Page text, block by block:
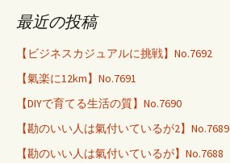
最近の投稿
【ビジネスカジュアルに挑戦】No.7692
【氣楽に12km】No.7691
【DIYで育てる生活の質】No.7690
【勘のいい人は氣付いているが2】No.7689
【勘のいい人は氣付いているが】No.7688